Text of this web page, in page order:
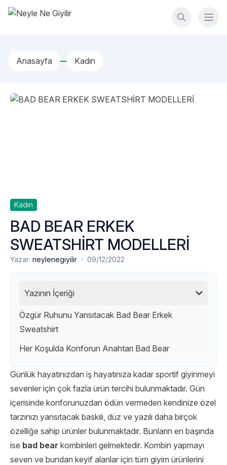
İçeriğe geç
Neyle Ne Giyilir
Anasayfa Kadın
Kadın
BAD BEAR ERKEK
SWEATSHİRT MODELLERİ
Yazar: neylenegiyilir · 09/12/2022
Yazının İçeriği
Özgür Ruhunu Yansıtacak Bad Bear Erkek
Sweatshirt
Her Koşulda Konforun Anahtarı Bad Bear
Günlük hayatınızdan iş hayatınıza kadar sportif giyinmeyi
sevenler için çok fazla ürün tercihi bulunmaktadır. Gün
içerisinde konforunuzdan ödün vermeden kendinize özel
tarzınızı yansıtacak baskılı, düz ve yazılı daha birçok
özelliğe sahip ürünler bulunmaktadır. Bunların en başında
ise bad bear kombinleri gelmektedir. Kombin yapmayı
seven ve bundan keyif alanlar için tüm giyim ürünlerini